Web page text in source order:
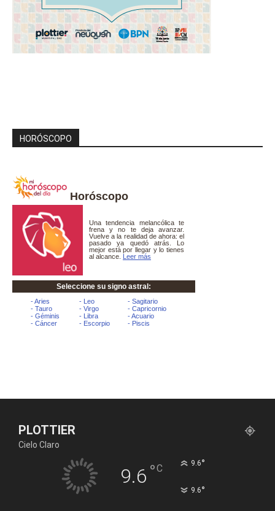
HORÓSCOPO
Horóscopo
PLOTTIER
Cielo Claro
9.6 °C 9.6°
9.6°